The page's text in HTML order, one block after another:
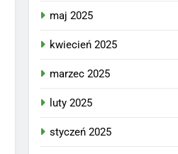
maj 2025
kwiecień 2025
marzec 2025
luty 2025
styczeń 2025